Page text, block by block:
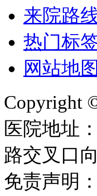
来院路
热门标
网站地图
Copyright
医院地址
路交叉口
免责声明